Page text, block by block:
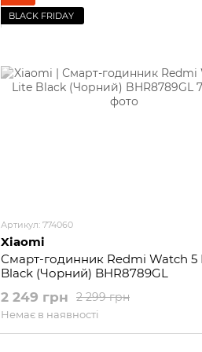
BLACK FRIDAY
Артикул: 774060
Xiaomi
Смарт-годинник Redmi Watch 5
Black (Чорний) BHR8789GL
2 299 грн
2 249 грн
Немає в наявності